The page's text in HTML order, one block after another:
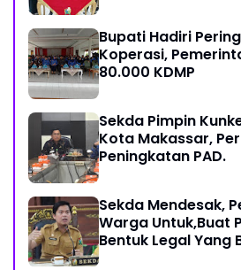
Bupati Hadiri
Koperasi,
80.000 KDMP
Sekda Pimpin
Kota Makassar,
Peningkatan PAD.
Sekda Mendesak,
Warga Untuk,Buat
Bentuk Legal Yang